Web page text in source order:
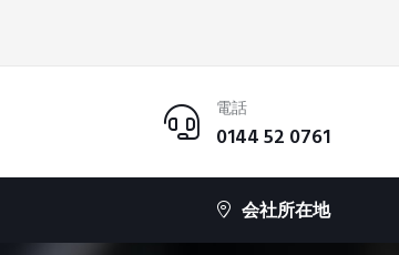
電話
0144 52 0761
会社所在地